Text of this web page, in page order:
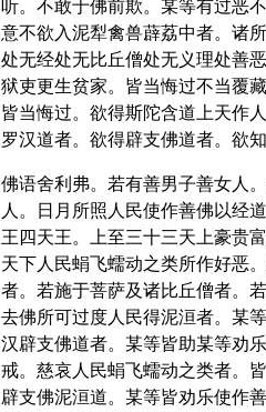
听。不敢于佛前欺。某等有过恶
意不欲入泥犁禽兽薜荔中者。诸
处无经处无比丘僧处无义理处善
狱吏更生贫家。皆当悔过不当覆
皆当悔过。欲得斯陀含道上天作
罗汉道者。欲得辟支佛道者。欲
佛语舍利弗。若有善男子善女人
人。日月所照人民使作善佛以经
王四天王。上至三十三天上豪贵
天下人民蜎飞蠕动之类所作好恶
者。若施于菩萨及诸比丘僧者。
去佛所可过度人民得泥洹者。某
汉辟支佛道者。某等皆助某等劝
戒。慈哀人民蜎飞蠕动之类者。
辟支佛泥洹道。某等皆劝乐使作